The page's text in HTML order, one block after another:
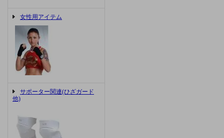
女性用アイテム
サポーター関連(ひざガード
他)